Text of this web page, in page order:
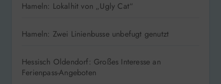
Hameln: Lokalhit von „Ugly Cat“
Hameln: Zwei Linienbusse unbefugt genutzt
Hessisch Oldendorf: Großes Interesse an
Ferienpass-Angeboten